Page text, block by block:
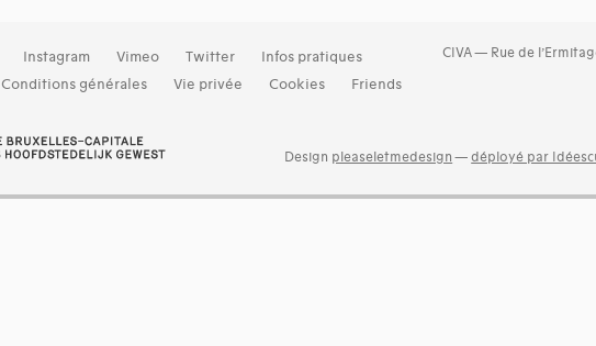
Instagram Vimeo Twitter
Infos pratiques
Conditions générales Vie privée Cookies Friends
CIVA — Rue de
Design pleaseletmedesign —déployé par